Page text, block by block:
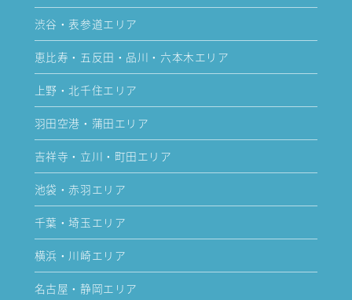
渋谷・表参道エリア
恵比寿・五反田・品川・六本木エリア
上野・北千住エリア
羽田空港・蒲田エリア
吉祥寺・立川・町田エリア
池袋・赤羽エリア
千葉・埼玉エリア
横浜・川崎エリア
名古屋・静岡エリア